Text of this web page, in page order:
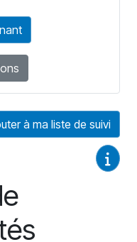
à ma liste de suivi